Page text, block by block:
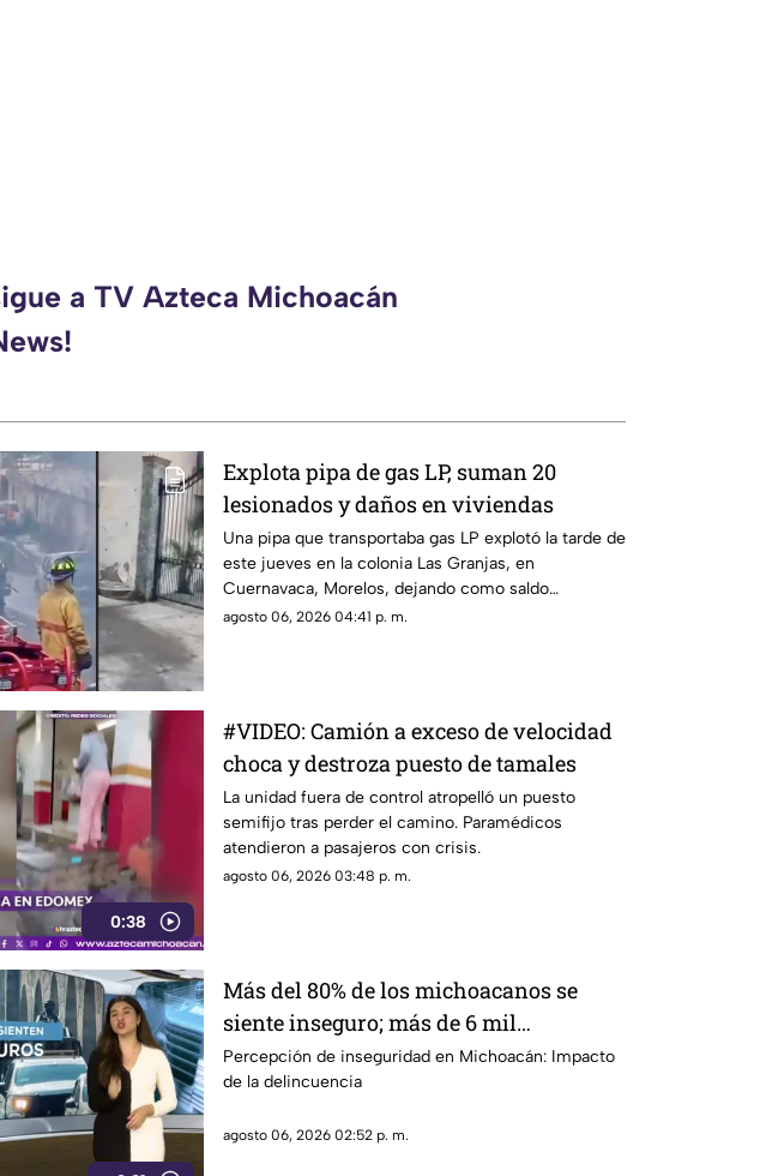
a TV Azteca Michoacán
Explota pipa de gas LP, suman 20
lesionados y daños en viviendas
Una pipa que transportaba gas LP explotó la tarde de
este jueves en la colonia Las Granjas, en
Cuernavaca, Morelos, dejando como saldo
preliminar 20 personas lesionadas con quemaduras
agosto 06, 2026 04:41 p. m.
0:38
#VIDEO: Camión a exceso de velocidad
choca y destroza puesto de tamales
La unidad fuera de control atropelló un puesto
semifijo tras perder el camino. Paramédicos
atendieron a pasajeros con crisis.
agosto 06, 2026 03:48 p. m.
Más del 80% de los michoacanos se
siente inseguro; más de 6 mil
asesinatos en actual administración
Percepción de inseguridad en Michoacán: Impacto
de la delincuencia
agosto 06, 2026 02:52 p. m.